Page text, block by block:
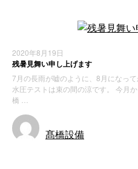
2020年8月19日
残暑見舞い申し上げます
7月の長雨が嘘のように、8月になっ
水圧テストは束の間の涼です。 今月
橋 …
髙橋設備